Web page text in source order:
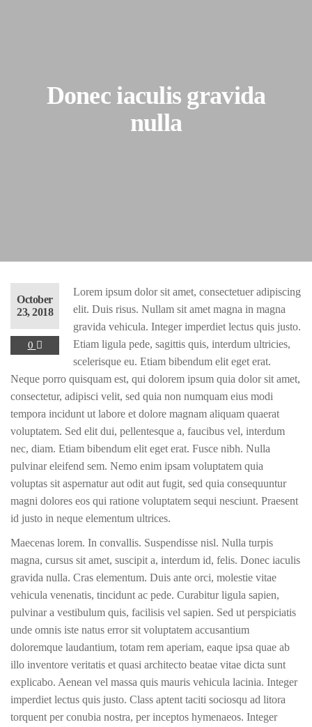
Donec iaculis gravida
nulla
October
23, 2018
0
Lorem ipsum dolor sit amet, consectetuer adipiscing
elit. Duis risus. Nullam sit amet magna in magna
gravida vehicula. Integer imperdiet lectus quis justo.
Etiam ligula pede, sagittis quis, interdum ultricies,
scelerisque eu. Etiam bibendum elit eget erat.
Neque porro quisquam est, qui dolorem ipsum quia dolor sit amet,
consectetur, adipisci velit, sed quia non numquam eius modi
tempora incidunt ut labore et dolore magnam aliquam quaerat
voluptatem. Sed elit dui, pellentesque a, faucibus vel, interdum
nec, diam. Etiam bibendum elit eget erat. Fusce nibh. Nulla
pulvinar eleifend sem. Nemo enim ipsam voluptatem quia
voluptas sit aspernatur aut odit aut fugit, sed quia consequuntur
magni dolores eos qui ratione voluptatem sequi nesciunt. Praesent
id justo in neque elementum ultrices.
Maecenas lorem. In convallis. Suspendisse nisl. Nulla turpis
magna, cursus sit amet, suscipit a, interdum id, felis. Donec iaculis
gravida nulla. Cras elementum. Duis ante orci, molestie vitae
vehicula venenatis, tincidunt ac pede. Curabitur ligula sapien,
pulvinar a vestibulum quis, facilisis vel sapien. Sed ut perspiciatis
unde omnis iste natus error sit voluptatem accusantium
doloremque laudantium, totam rem aperiam, eaque ipsa quae ab
illo inventore veritatis et quasi architecto beatae vitae dicta sunt
explicabo. Aenean vel massa quis mauris vehicula lacinia. Integer
imperdiet lectus quis justo. Class aptent taciti sociosqu ad litora
torquent per conubia nostra, per inceptos hymenaeos. Integer